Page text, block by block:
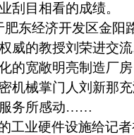
刮目相看的成绩。
东经济开发区金阳
威的教授刘荣进交流
的宽敞明亮制造厂
机械掌门人刘新那
服务所感动……
工业硬件设施给记